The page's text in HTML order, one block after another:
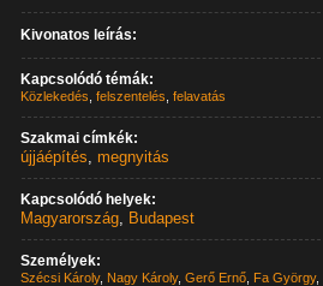
Kivonatos leírás:
Kapcsolódó témák:
Közlekedés ,felszentelés ,felavatás
Szakmai címkék:
újjáépítés,megnyitás
Kapcsolódó helyek:
Magyarország, Budapest
Személyek:
Szécsi Károly, Nagy Károly,Gerő Ernő Fa György,